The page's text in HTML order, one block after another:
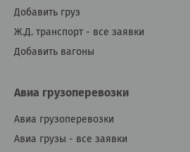
Добавить груз
Ж.Д. транспорт - все заявки
Добавить вагоны
Авиа грузоперевозки
Авиа грузоперевозки
Авиа грузы - все заявки